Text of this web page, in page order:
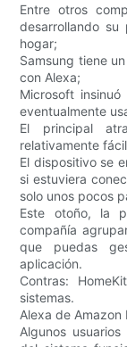
Entre otros
desarrollando
hogar;
Samsung tiene
con Alexa;
Microsoft
eventualmente
El principal
relativamente
El dispositivo se
si estuviera
solo unos pocos
Este otoño, la
compañía
que puedas
aplicación.
Contras:
sistemas.
Alexa de Amazon
Algunos